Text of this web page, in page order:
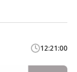
12:21:00